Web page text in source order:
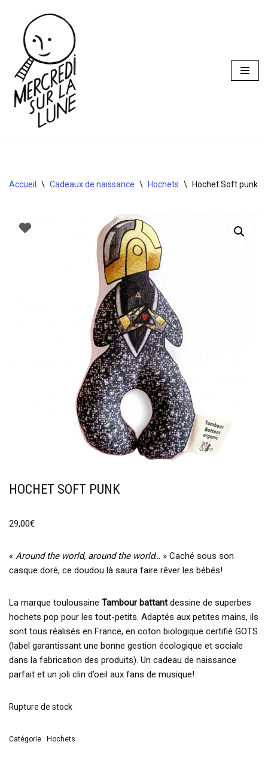
Aller
contenu
Accueil \ Cadeaux de naissance \ Hochets \ Hochet Soft punk
HOCHET SOFT PUNK
29,00€
« Around the world, around the world… » Caché sous son
casque doré, ce doudou là saura faire rêver les bébés!
La marque toulousaine Tambour battantdessine de superbes
hochets pop pour les tout-petits. Adaptés aux petites mains, ils
sont tous réalisés en France, en coton biologique certifié GOTS
(label garantissant une bonne gestion écologique et sociale
dans la fabrication des produits). Un cadeau de naissance
parfait et un joli clin d’oeil aux fans de musique!
Rupture de stock
Catégorie : Hochets